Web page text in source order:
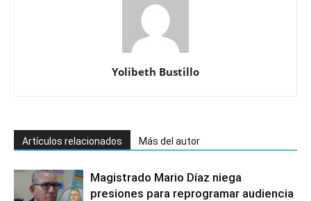
Yolibeth Bustillo
Artículos relacionados Más del autor
Magistrado Mario Díaz niega
presiones para reprogramar audiencia